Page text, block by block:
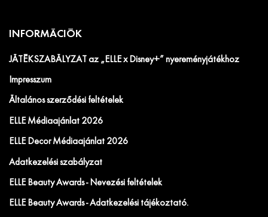
INFORMÁCIÓK
JÁTÉKSZABÁLYZAT az „ELLE x Disney+” nyereményjátékhoz
Impresszum
Általános szerződési feltételek
ELLE Médiaajánlat 2026
ELLE Decor Médiaajánlat 2026
Adatkezelési szabályzat
ELLE Beauty Awards - Nevezési feltételek
ELLE Beauty Awards - Adatkezelési tájékoztató.